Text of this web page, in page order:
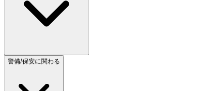
警備/保安に関わる